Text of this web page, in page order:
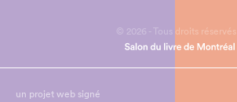
© 2026 - Tous droits réservés
un projet web signé